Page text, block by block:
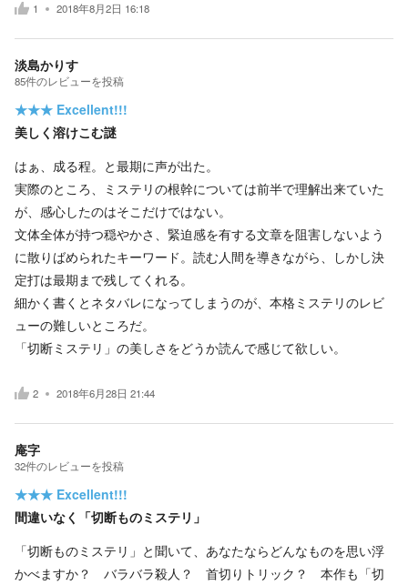
1 2018年8月2日 16:18
淡島かりす
85件のレビューを投稿
★★★ Excellent!!!
美しく溶けこむ謎
はぁ、成る程。と最期に声が出た。
実際のところ、ミステリの根幹については前半で理解出来ていた
が、感心したのはそこだけではない。
文体全体が持つ穏やかさ、緊迫感を有する文章を阻害しないよう
に散りばめられたキーワード。読む人間を導きながら、しかし決
定打は最期まで残してくれる。
細かく書くとネタバレになってしまうのが、本格ミステリのレビ
ューの難しいところだ。
「切断ミステリ」の美しさをどうか読んで感じて欲しい。
2 2018年6月28日 21:44
庵字
32件のレビューを投稿
★★★ Excellent!!!
間違いなく「切断ものミステリ」
「切断ものミステリ」と聞いて、あなたならどんなものを思い浮
かべますか？ バラバラ殺人？ 首切りトリック？ 本作も「切